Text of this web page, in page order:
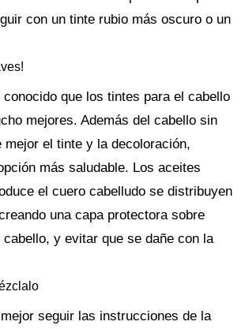
con un tinte rubio más oscuro o un
conocido que los tintes para el cabello
mejores. Además del cabello sin
mejor el tinte y la decoloración,
más saludable. Los aceites
el cuero cabelludo se distribuyen
una capa protectora sobre
cabello, y evitar que se dañe con la
seguir las instrucciones de la